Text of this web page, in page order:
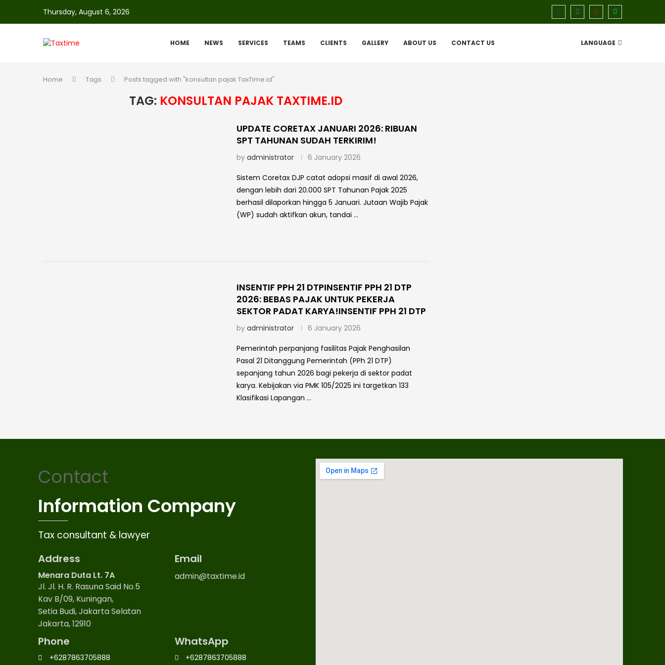
Thursday, August 6, 2026
HOME NEWS SERVICES TEAMS CLIENTS GALLERY ABOUT US CONTACT US LANGUAGE
Home Tags Posts tagged with "konsultan pajak TaxTime.id"
TAG: KONSULTAN PAJAK TAXTIME.ID
UPDATE CORETAX JANUARI 2026: RIBUAN
SPT TAHUNAN SUDAH TERKIRIM!
by administrator 6 January 2026
Sistem Coretax DJP catat adopsi masif di awal 2026,
dengan lebih dari 20.000 SPT Tahunan Pajak 2025
berhasil dilaporkan hingga 5 Januari. Jutaan Wajib Pajak
(WP) sudah aktifkan akun, tandai …
INSENTIF PPH 21 DTPINSENTIF PPH 21 DTP
2026: BEBAS PAJAK UNTUK PEKERJA
SEKTOR PADAT KARYA!INSENTIF PPH 21 DTP
by administrator 6 January 2026
Pemerintah perpanjang fasilitas Pajak Penghasilan
Pasal 21 Ditanggung Pemerintah (PPh 21 DTP)
sepanjang tahun 2026 bagi pekerja di sektor padat
karya. Kebijakan via PMK 105/2025 ini targetkan 133
Klasifikasi Lapangan …
Contact
Information Company
Tax consultant & lawyer
Address
Menara Duta Lt. 7A
Jl. Jl. H. R. Rasuna Said No.5
Kav B/09, Kuningan,
Setia Budi, Jakarta Selatan
Jakarta, 12910
Email
admin@taxtime.id
Phone
+6287863705888
WhatsApp
+6287863705888